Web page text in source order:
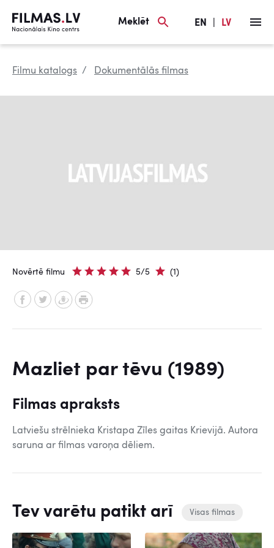
Meklēt EN LV
Filmu katalogs Dokumentālās filmas
Novērtē filmu 5/5 (1)
Mazliet par tēvu (1989)
Filmas apraksts
Latviešu strēlnieka Kristapa Zīles gaitas Krievijā. Autora
saruna ar filmas varoņa dēliem.
Tev varētu patikt arī Visas filmas